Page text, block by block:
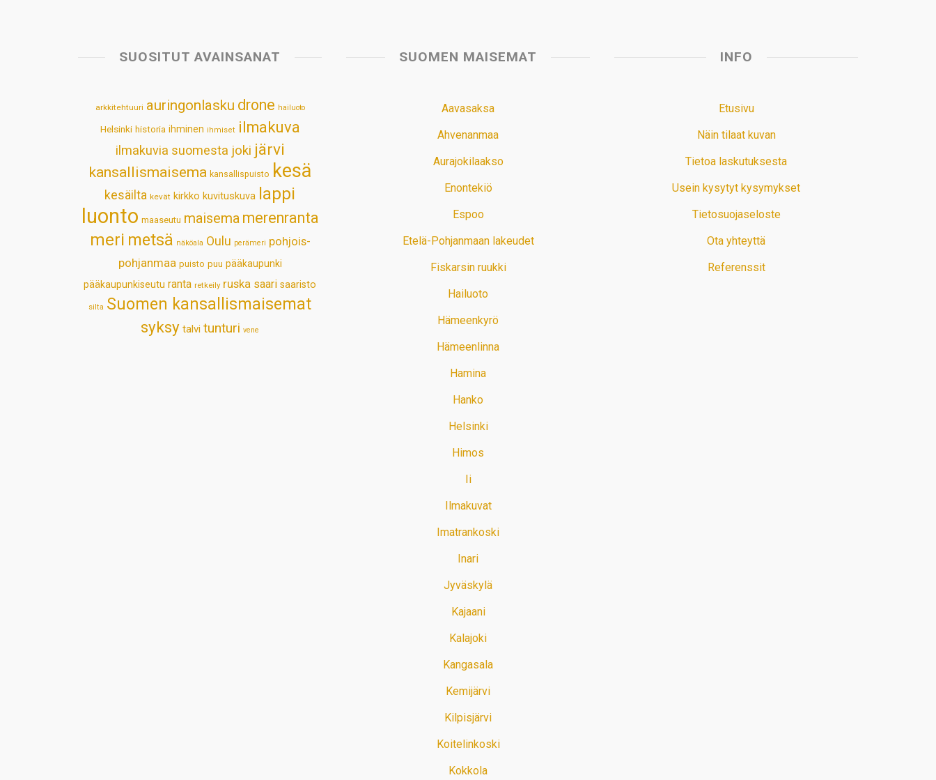
SUOSITUT AVAINSANAT
arkkitehtuuri auringonlasku drone hailuoto
Helsinki historia ihminen ihmiset ilmakuva
ilmakuvia suomesta joki järvi
kansallismaisema kansallispuisto kesä
kesäilta kevät kirkko kuvituskuva lappi
luonto maaseutu maisema merenranta
meri metsä näköala Oulu perämeri pohjois-
pohjanmaa puisto puu pääkaupunki
pääkaupunkiseutu ranta retkeily ruska saari saaristo
silta Suomen kansallismaisemat
syksy talvi tunturi vene
SUOMEN MAISEMAT
Aavasaksa
Ahvenanmaa
Aurajokilaakso
Enontekiö
Espoo
Etelä-Pohjanmaan lakeudet
Fiskarsin ruukki
Hailuoto
Hämeenkyrö
Hämeenlinna
Hamina
Hanko
Helsinki
Himos
Ii
Ilmakuvat
Imatrankoski
Inari
Jyväskylä
Kajaani
Kalajoki
Kangasala
Kemijärvi
Kilpisjärvi
Koitelinkoski
Kokkola
INFO
Etusivu
Näin tilaat kuvan
Tietoa laskutuksesta
Usein kysytyt kysymykset
Tietosuojaseloste
Ota yhteyttä
Referenssit